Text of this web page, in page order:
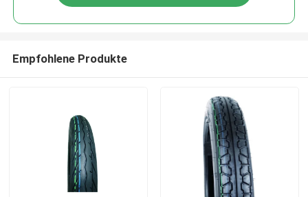
Empfohlene Produkte